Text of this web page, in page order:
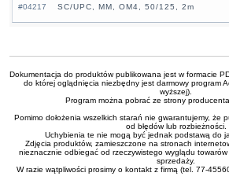
#04217
SC/UPC, MM, OM4, 50/125, 2m
Dokumentacja do produktów publikowana jest w formacie
do której oglądnięcia niezbędny jest darmowy program
wyższej).
Program można pobrać ze strony
Pomimo dołożenia wszelkich starań nie gwarantujemy, że
od błędów lub rozbieżności.
Uchybienia te nie mogą być jednak podstawą do
Zdjęcia produktów, zamieszczone na stronach
nieznacznie odbiegać od rzeczywistego wyglądu
sprzedaży.
W razie wątpliwości prosimy o kontakt z firmą (tel. 77-